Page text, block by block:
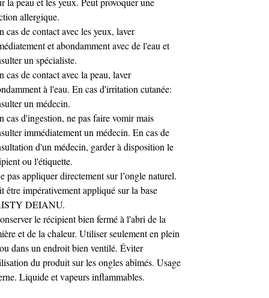
allergique.
cas de contact avec les yeux, laver
et abondamment avec de l'eau et
un spécialiste.
cas de contact avec la peau, laver
à l'eau. En cas d'irritation cutanée:
un médecin.
cas d'ingestion, ne pas faire vomir mais
immédiatement un médecin. En cas de
d'un médecin, garder à disposition le
ou l'étiquette.
pas appliquer directement sur l’ongle naturel.
être impérativement appliqué sur la base
DEIANU.
le récipient bien fermé à l'abri de la
et de la chaleur. Utiliser seulement en plein
dans un endroit bien ventilé. Éviter
du produit sur les ongles abîmés. Usage
Liquide et vapeurs inflammables.